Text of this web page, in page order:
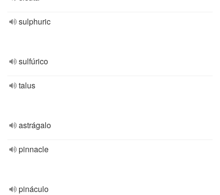
sulphuric
sulfúrico
talus
astrágalo
pinnacle
pináculo